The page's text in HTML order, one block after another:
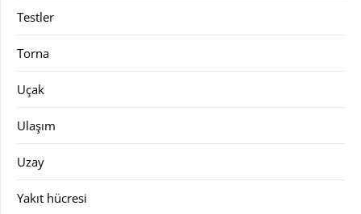
Testler
Torna
Uçak
Ulaşım
Uzay
Yakıt hücresi